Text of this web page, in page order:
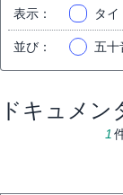
表示 ： タイ
並び ： 五十
ドキュメン
1